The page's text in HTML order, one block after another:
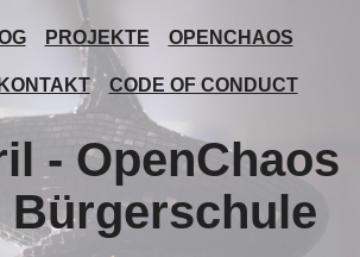
PROJEKTE OPENCHAOS
KONTAKT CODE OF CONDUCT
- OpenChaos
Bürgerschule